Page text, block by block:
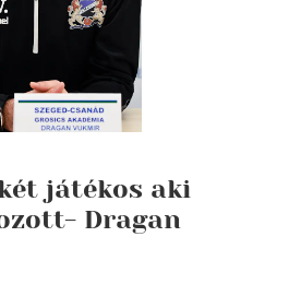
játékos aki
Dragan